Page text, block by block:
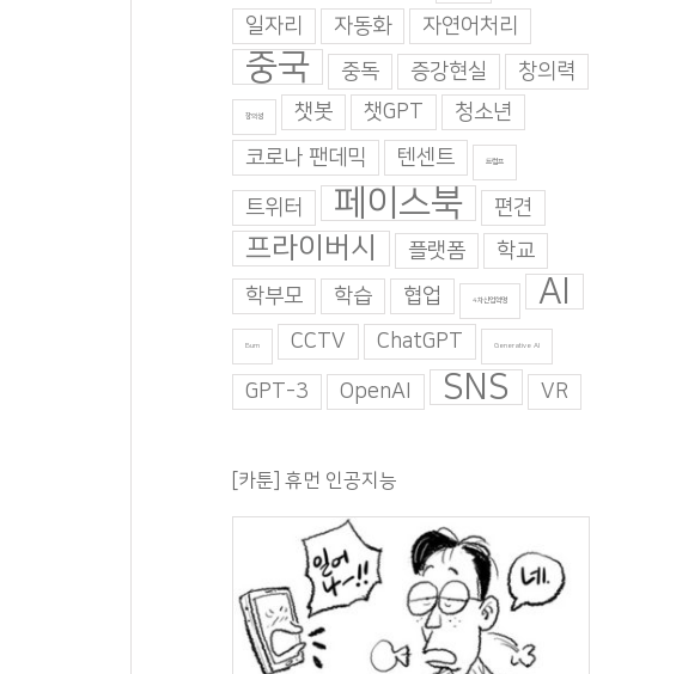
일자리
자동화 자연어처리
중국 중독 증강현실 창의력
창의성 챗봇 챗GPT
청소년
코로나 팬데믹
텐센트 트럼프
트위터 페이스북 편견
프라이버시 플랫폼
학교
학부모
학습 협업 4차산업혁명 AI
Burn CCTV ChatGPT Generative AI
GPT-3 OpenAI SNS VR
[카툰] 휴먼 인공지능